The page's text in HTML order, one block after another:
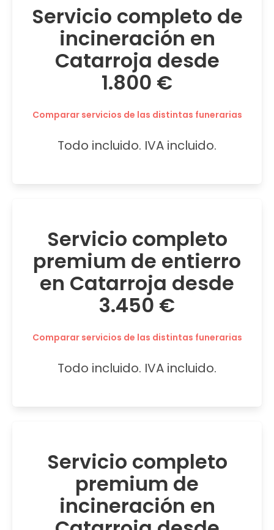
Servicio completo de
incineración en
Catarroja desde
1.800 €
Comparar servicios de las distintas funerarias
Todo incluido. IVA incluido.
Servicio completo
premium de entierro
en Catarroja desde
3.450 €
Comparar servicios de las distintas funerarias
Todo incluido. IVA incluido.
Servicio completo
premium de
incineración en